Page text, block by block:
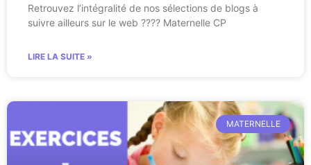
Retrouvez l’intégralité de nos sélections de blogs à
suivre ailleurs sur le web ???? Maternelle CP
LIRE LA SUITE »
MATERNELLE